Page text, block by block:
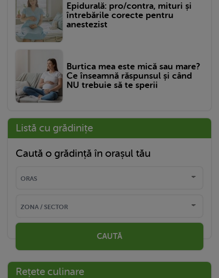
Epidurală: pro/contra, mituri și
întrebările corecte pentru
anestezist
Burtica mea este mică sau mare?
Ce înseamnă răspunsul și când
NU trebuie să te sperii
Listă cu grădinițe
Caută o grădință în orașul tău
CAUTĂ
Rețete culinare